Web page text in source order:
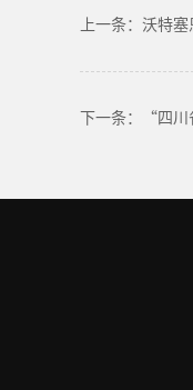
上一条：沃特
下一条：“四川